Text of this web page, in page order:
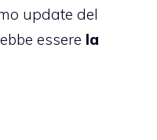
update del
essere la